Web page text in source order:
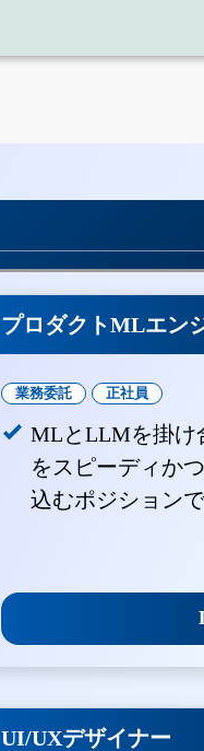
プロダクトMLエン
業務委託 正社員
MLとLLMを掛け
をスピーディか
込むポジションで
UI/UXデザイナー